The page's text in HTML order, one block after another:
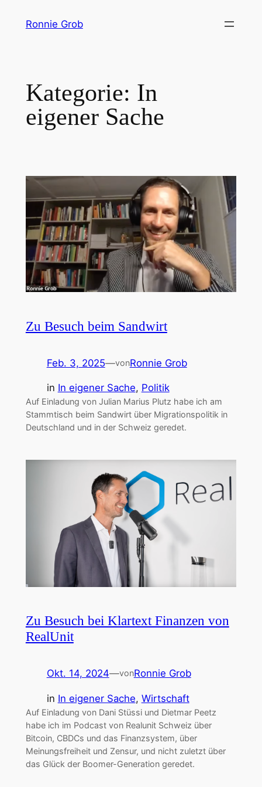
InhaltRonnie Grob
Kategorie: In
eigener Sache
Zu Besuch beim Sandwirt
Feb. 3, 2025—vonRonnie Grob
in In eigener Sache, Politik
Auf Einladung von Julian Marius Plutz habe ich am
Stammtisch beim Sandwirt über Migrationspolitik in
Deutschland und in der Schweiz geredet.
Zu Besuch bei Klartext Finanzen von
RealUnit
Okt. 14, 2024—vonRonnie Grob
in In eigener Sache, Wirtschaft
Auf Einladung von Dani Stüssi und Dietmar Peetz
habe ich im Podcast von Realunit Schweiz über
Bitcoin, CBDCs und das Finanzsystem, über
Meinungsfreiheit und Zensur, und nicht zuletzt über
das Glück der Boomer-Generation geredet.